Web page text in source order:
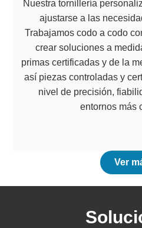
Nuestra tornillería
ajustarse a las
Trabajamos codo a codo
crear soluciones a
primas certificadas y de la
así piezas controladas y
nivel de precisión,
entornos más
Ver